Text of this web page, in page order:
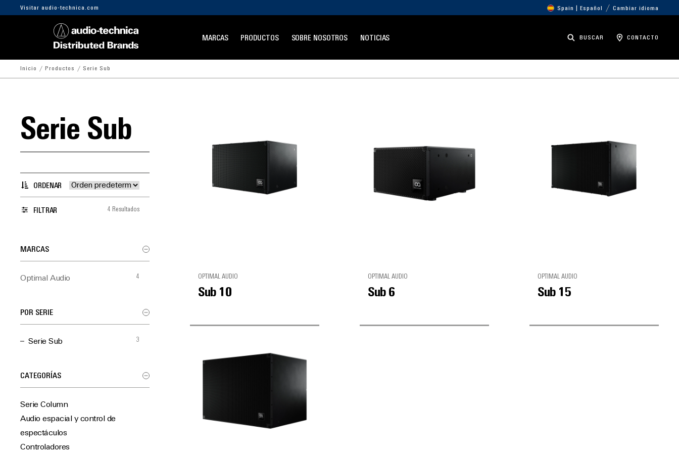
Visitar audio-technica.com Spain | Español Cambiar idioma
MARCAS PRODUCTOS SOBRE NOSOTROS NOTICIAS BUSCAR CONTACTO
Inicio Productos Serie Sub
Serie Sub
ORDENAR
FILTRAR 4 Resultados
MARCAS
Optimal Audio 4
POR SERIE
Serie Sub 3
CATEGORÍAS
Serie Column
Audio espacial y control de
espectáculos
Controladores
OPTIMAL AUDIO
Sub 10
OPTIMAL AUDIO
Sub 6
OPTIMAL AUDIO
Sub 15